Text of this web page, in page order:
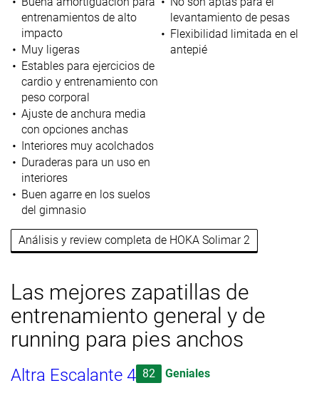
entrenamientos de alto
impacto
Muy ligeras
Estables para ejercicios de
cardio y entrenamiento con
peso corporal
Ajuste de anchura media
con opciones anchas
Interiores muy acolchados
Duraderas para un uso en
interiores
Buen agarre en los suelos
del gimnasio
levantamiento de pesas
Flexibilidad limitada en el
antepié
Análisis y review completa de HOKA Solimar 2
Las mejores zapatillas de
entrenamiento general y de
running para pies anchos
Altra Escalante 4 82 Geniales